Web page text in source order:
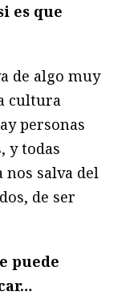
es que
de algo muy
cultura
personas
y todas
salva del
de ser
puede